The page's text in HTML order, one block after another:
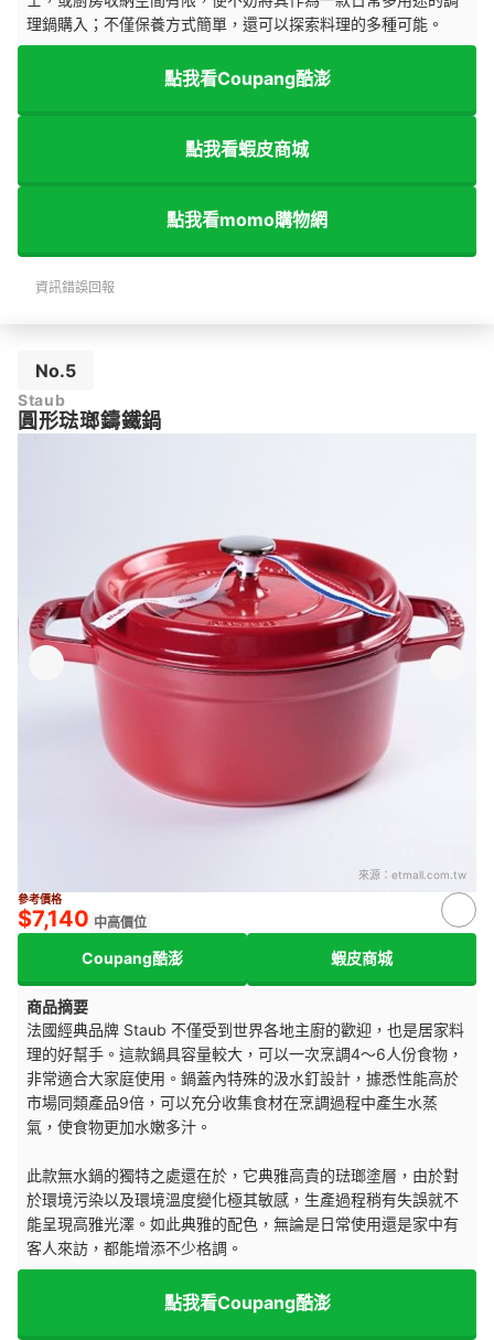
理鍋購入；不僅保養方式簡單，還可以探索料理的多種可能。
點我看Coupang酷澎
點我看蝦皮商城
點我看momo購物網
資訊錯誤回報
No.5
Staub
圓形琺瑯鑄鐵鍋
來源： etmall.com.tw
參考價格
$7,140 中高價位
Coupang酷澎 蝦皮商城
商品摘要
法國經典品牌 Staub 不僅受到世界各地主廚的歡迎，也是居家料
理的好幫手。這款鍋具容量較大，可以一次烹調4～6人份食物，
非常適合大家庭使用。鍋蓋內特殊的汲水釘設計，據悉性能高於
市場同類產品9倍，可以充分收集食材在烹調過程中產生水蒸
氣，使食物更加水嫩多汁。
此款無水鍋的獨特之處還在於，它典雅高貴的琺瑯塗層，由於對
於環境污染以及環境溫度變化極其敏感，生產過程稍有失誤就不
能呈現高雅光澤。如此典雅的配色，無論是日常使用還是家中有
客人來訪，都能增添不少格調。
點我看Coupang酷澎